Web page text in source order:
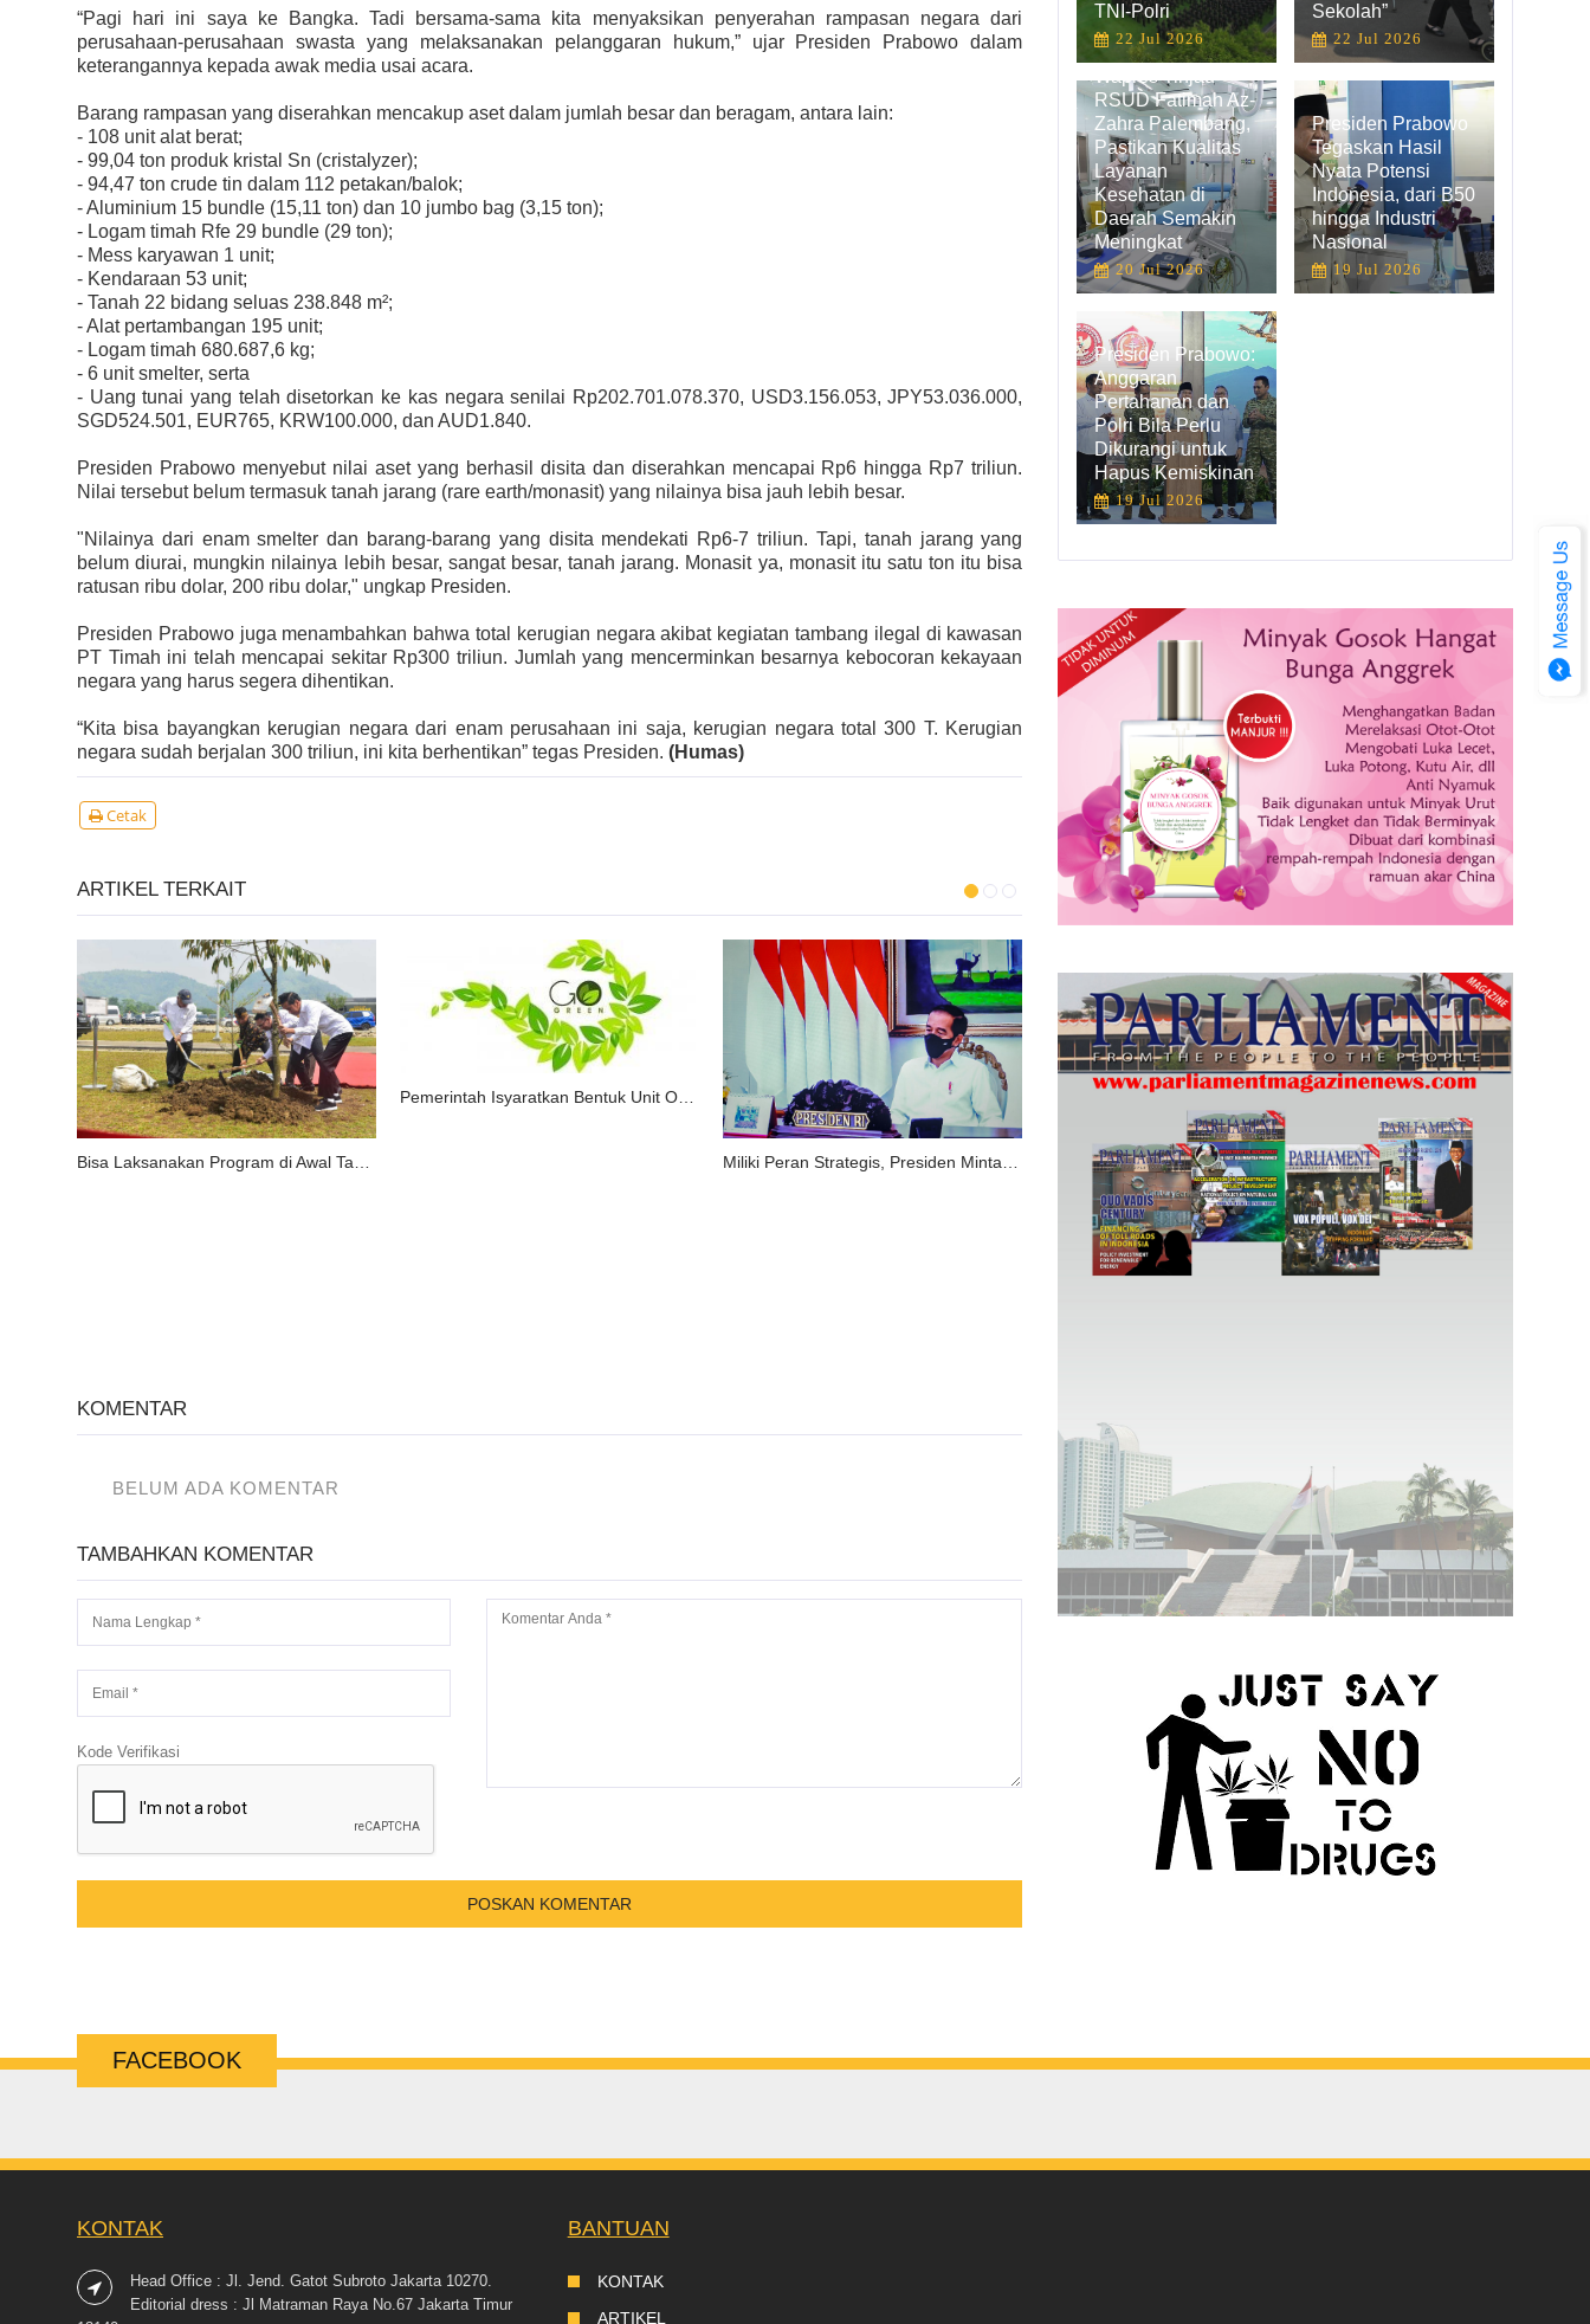
“Pagi hari ini saya ke Bangka. Tadi bersama-sama kita menyaksikan penyerahan rampasan negara dari
perusahaan-perusahaan swasta yang melaksanakan pelanggaran hukum,” ujar Presiden Prabowo dalam
keterangannya kepada awak media usai acara.
Barang rampasan yang diserahkan mencakup aset dalam jumlah besar dan beragam, antara lain:
- 108 unit alat berat;
- 99,04 ton produk kristal Sn (cristalyzer);
- 94,47 ton crude tin dalam 112 petakan/balok;
- Aluminium 15 bundle (15,11 ton) dan 10 jumbo bag (3,15 ton);
- Logam timah Rfe 29 bundle (29 ton);
- Mess karyawan 1 unit;
- Kendaraan 53 unit;
- Tanah 22 bidang seluas 238.848 m²;
- Alat pertambangan 195 unit;
- Logam timah 680.687,6 kg;
- 6 unit smelter, serta
- Uang tunai yang telah disetorkan ke kas negara senilai Rp202.701.078.370, USD3.156.053, JPY53.036.000,
SGD524.501, EUR765, KRW100.000, dan AUD1.840.
Presiden Prabowo menyebut nilai aset yang berhasil disita dan diserahkan mencapai Rp6 hingga Rp7 triliun.
Nilai tersebut belum termasuk tanah jarang (rare earth/monasit) yang nilainya bisa jauh lebih besar.
"Nilainya dari enam smelter dan barang-barang yang disita mendekati Rp6-7 triliun. Tapi, tanah jarang yang
belum diurai, mungkin nilainya lebih besar, sangat besar, tanah jarang. Monasit ya, monasit itu satu ton itu bisa
ratusan ribu dolar, 200 ribu dolar," ungkap Presiden.
Presiden Prabowo juga menambahkan bahwa total kerugian negara akibat kegiatan tambang ilegal di kawasan
PT Timah ini telah mencapai sekitar Rp300 triliun. Jumlah yang mencerminkan besarnya kebocoran kekayaan
negara yang harus segera dihentikan.
“Kita bisa bayangkan kerugian negara dari enam perusahaan ini saja, kerugian negara total 300 T. Kerugian
negara sudah berjalan 300 triliun, ini kita berhentikan” tegas Presiden. (Humas)
Cetak
ARTIKEL TERKAIT
Bisa Laksanakan Program di Awal Tahun, Presiden Apresiasi Lelang Dini Tahun Anggaran 2020 Kementerian PUPR
Pemerintah Isyaratkan Bentuk Unit Organisasi Non Eselon Pengelola Dana Lingkungan Hidup
Miliki Peran Strategis, Presiden Minta Percepat Proyek Nasional Patimban
Soal Jiwasraya, Menteri BUMN: Sinergi dengan Kemenkeu, Prioritas Penyelesaian Nasabah
KOMENTAR
BELUM ADA KOMENTAR
TAMBAHKAN KOMENTAR
Kode Verifikasi
TNI-Polri
22 Jul 2026
Sekolah”
22 Jul 2026
Wapres Tinjau
RSUD Fatimah Az-
Zahra Palembang,
Pastikan Kualitas
Layanan
Kesehatan di
Daerah Semakin
Meningkat
20 Jul 2026
Presiden Prabowo
Tegaskan Hasil
Nyata Potensi
Indonesia, dari B50
hingga Industri
Nasional
19 Jul 2026
Presiden Prabowo:
Anggaran
Pertahanan dan
Polri Bila Perlu
Dikurangi untuk
Hapus Kemiskinan
19 Jul 2026
FACEBOOK
KONTAK
Head Office : Jl. Jend. Gatot Subroto Jakarta 10270.
Editorial dress : Jl Matraman Raya No.67 Jakarta Timur
BANTUAN
KONTAK
ARTIKEL